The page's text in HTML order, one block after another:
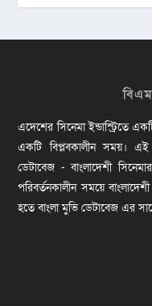
এদেশের সিনেমা ইন্ডাস্ট্রিতে
একটি বিপ্লবকালীন সময়।
ডেটাবেজ - বাংলাদেশী
পরিবর্তনকালীন সময়ে
হতে বাংলা মুভি ডেটাবেজ এর